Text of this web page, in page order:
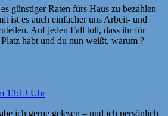
günstiger Raten fürs Haus zu bezahlen
ist es auch einfacher uns Arbeit- und
Auf jeden Fall toll, dass ihr für
habt und du nun weißt, warum ?
13:13 Uhr
ich gerne gelesen – und ich persönlich